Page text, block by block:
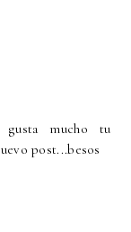
mucho tu
post...besos